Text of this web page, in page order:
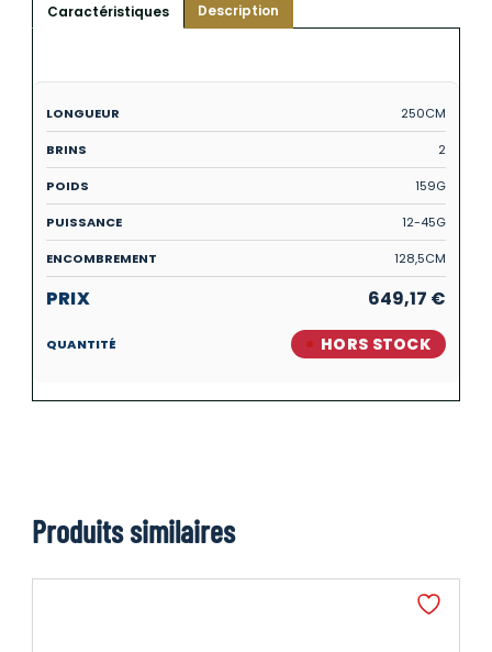
Caractéristiques Description
250CM
2
159G
12-45G
128,5CM
649,17 €
HORS STOCK
Produits similaires